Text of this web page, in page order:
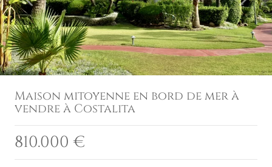
Maison mitoyenne en bord de mer à
vendre à Costalita
810.000 €